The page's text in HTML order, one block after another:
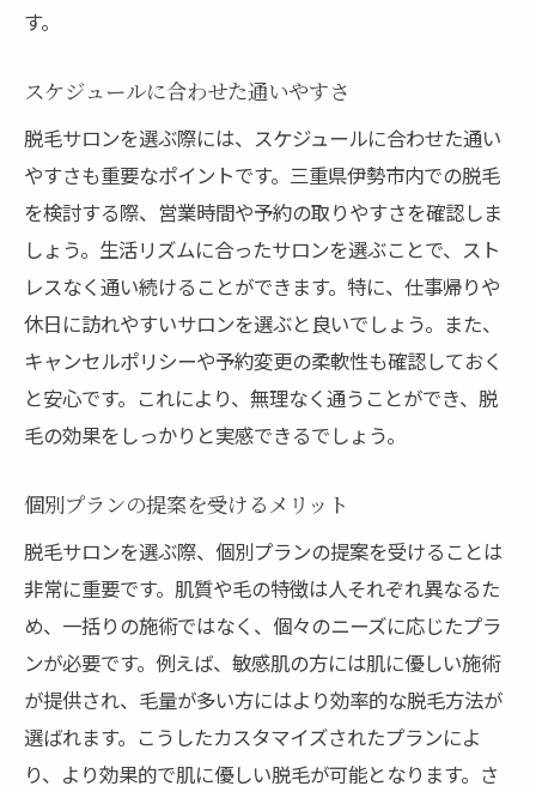
す。
スケジュールに合わせた通いやすさ
脱毛サロンを選ぶ際には、スケジュールに合わせた通い
やすさも重要なポイントです。三重県伊勢市内での脱毛
を検討する際、営業時間や予約の取りやすさを確認しま
しょう。生活リズムに合ったサロンを選ぶことで、スト
レスなく通い続けることができます。特に、仕事帰りや
休日に訪れやすいサロンを選ぶと良いでしょう。また、
キャンセルポリシーや予約変更の柔軟性も確認しておく
と安心です。これにより、無理なく通うことができ、脱
毛の効果をしっかりと実感できるでしょう。
個別プランの提案を受けるメリット
脱毛サロンを選ぶ際、個別プランの提案を受けることは
非常に重要です。肌質や毛の特徴は人それぞれ異なるた
め、一括りの施術ではなく、個々のニーズに応じたプラ
ンが必要です。例えば、敏感肌の方には肌に優しい施術
が提供され、毛量が多い方にはより効率的な脱毛方法が
選ばれます。こうしたカスタマイズされたプランによ
り、より効果的で肌に優しい脱毛が可能となります。さ